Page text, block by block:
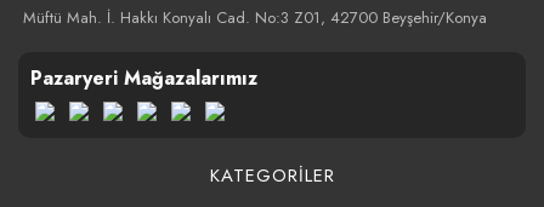
Müftü Mah. İ. Hakkı Konyalı Cad. No:3 Z01, 42700 Beyşehir/Konya
Pazaryeri Mağazalarımız
KATEGORİLER